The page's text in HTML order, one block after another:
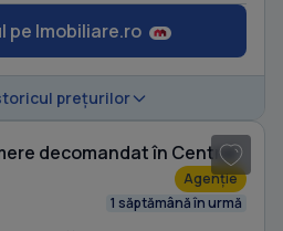
pe Imobiliare.ro
prețurilor
decomandat în Central
Agenție
1 săptămână în urmă